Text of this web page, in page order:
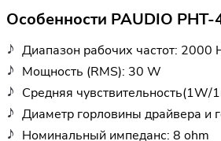
Особенности PAUDIO PHT-
Диапазон рабочих частот: 2000
Мощность (RMS): 30 W
Средняя чувствительность(1W/
Диаметр горловины драйвера и
Номинальный импеданс: 8 ohm